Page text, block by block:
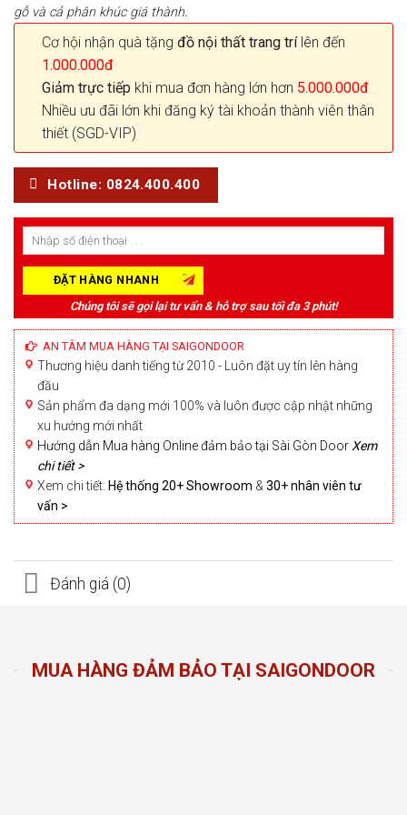
gỗ và cả phân khúc giá thành.
Cơ hội nhận quà tặng đồ nội thất trang trílên đến
1.000.000đ
Giảm trực tiếp khi mua đơn hàng lớn hơn 5.000.000đ
Nhiều ưu đãi lớn khi đăng ký tài khoản thành viên thân
thiết (SGD-VIP)
Hotline: 0824.400.400
Chúng tôi sẽ gọi lại tư vấn & hỗ trợ sau tối đa 3 phút!
AN TÂM MUA HÀNG TẠI SAIGONDOOR
Thương hiệu danh tiếng từ 2010 - Luôn đặt uy tín lên hàng
đầu
Sản phẩm đa dạng mới 100% và luôn được cập nhật những
xu hướng mới nhất
Hướng dẫn Mua hàng Online đảm bảo tại Sài Gòn Door Xem
chi tiết >
Xem chi tiết: Hệ thống 20+ Showroom & 30+ nhân viên tư
vấn >
Đánh giá (0)
MUA HÀNG ĐẢM BẢO TẠI SAIGONDOOR